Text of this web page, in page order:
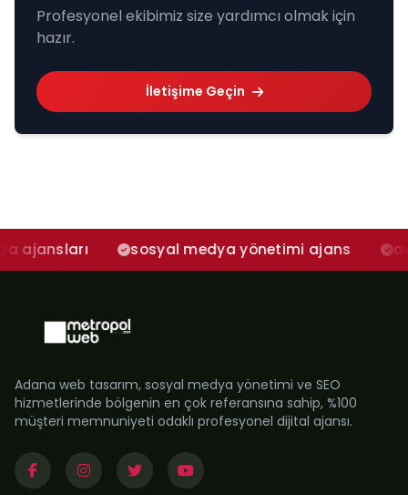
Profesyonel ekibimiz size yardımcı olmak için
hazır.
İletişime Geçin
sosyal medya yönetimi ajans adana
Adana web tasarım, sosyal medya yönetimi ve SEO
hizmetlerinde bölgenin en çok referansına sahip, %100
müşteri memnuniyeti odaklı profesyonel dijital ajansı.